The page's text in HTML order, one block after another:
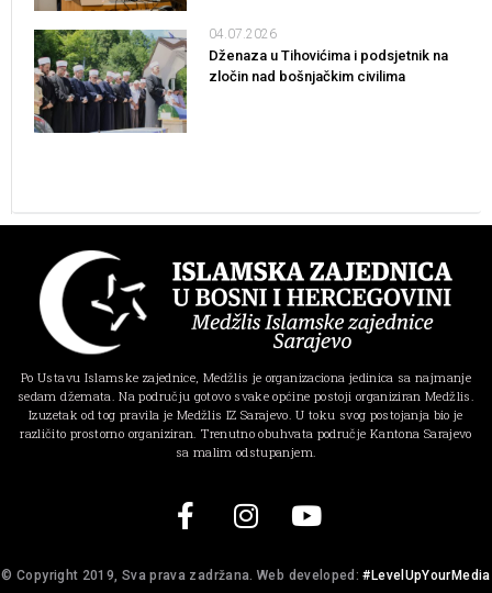
04.07.2026
Dženaza u Tihovićima i podsjetnik na
zločin nad bošnjačkim civilima
Po Ustavu Islamske zajednice, Medžlis je organizaciona jedinica sa najmanje
sedam džemata. Na području gotovo svake općine postoji organiziran Medžlis.
Izuzetak od tog pravila je Medžlis IZ Sarajevo. U toku svog postojanja bio je
različito prostorno organiziran. Trenutno obuhvata područje Kantona Sarajevo
sa malim odstupanjem.
© Copyright 2019, Sva prava zadržana. Web developed:#LevelUpYourMedia